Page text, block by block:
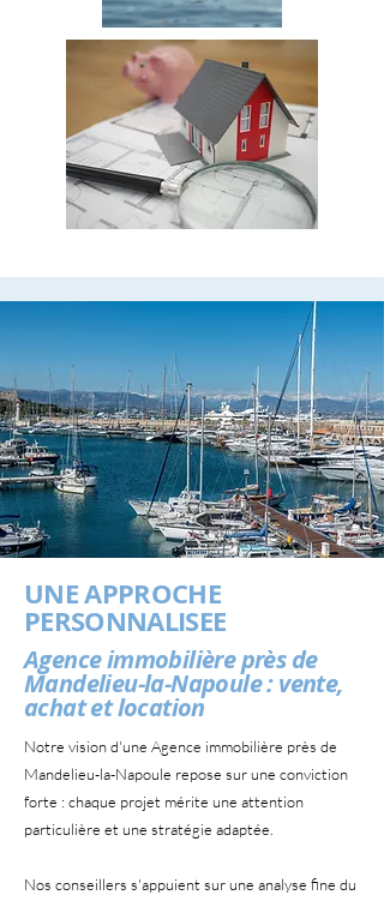
UNE APPROCHE
PERSONNALISEE
Agence immobilière près de
Mandelieu-la-Napoule : vente,
achat et location
Notre vision d'une Agence immobilière près de
Mandelieu-la-Napoule repose sur une conviction
forte : chaque projet mérite une attention
particulière et une stratégie adaptée.
Nos conseillers s'appuient sur une analyse fine du